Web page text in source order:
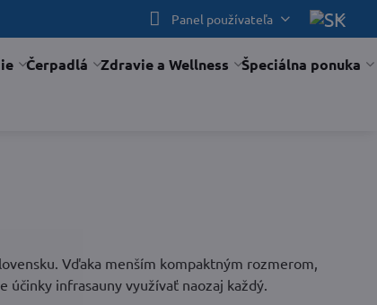
Panel používateľa
Čerpadlá Zdravie a Wellness Špeciálna ponuka
Vďaka menším kompaktným rozmerom,
účinky infrasauny využívať naozaj každý.